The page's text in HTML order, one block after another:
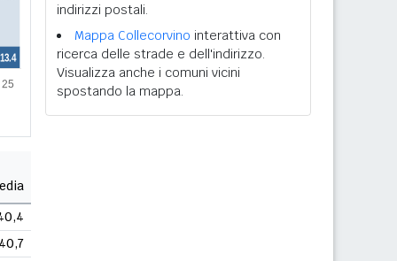
indirizzi postali.
Mappa Collecorvino interattiva con
ricerca delle strade e dell'indirizzo.
Visualizza anche i comuni vicini
spostando la mappa.